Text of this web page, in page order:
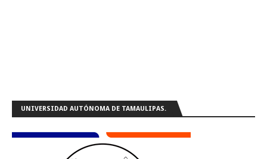
UNIVERSIDAD AUTÓNOMA DE TAMAULIPAS.